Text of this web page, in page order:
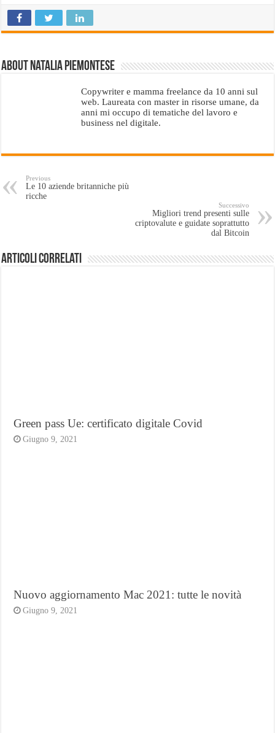
About Natalia Piemontese
Copywriter e mamma freelance da 10 anni sul
web. Laureata con master in risorse umane, da
anni mi occupo di tematiche del lavoro e
business nel digitale.
Previous
Le 10 aziende britanniche più
ricche
Successivo
Migliori trend presenti sulle
criptovalute e guidate soprattutto
dal Bitcoin
Articoli Correlati
Green pass Ue: certificato digitale Covid
Giugno 9, 2021
Nuovo aggiornamento Mac 2021: tutte le novità
Giugno 9, 2021